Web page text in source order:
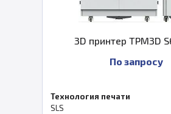
3D принтер TPM3D
По запросу
Технология печати
SLS